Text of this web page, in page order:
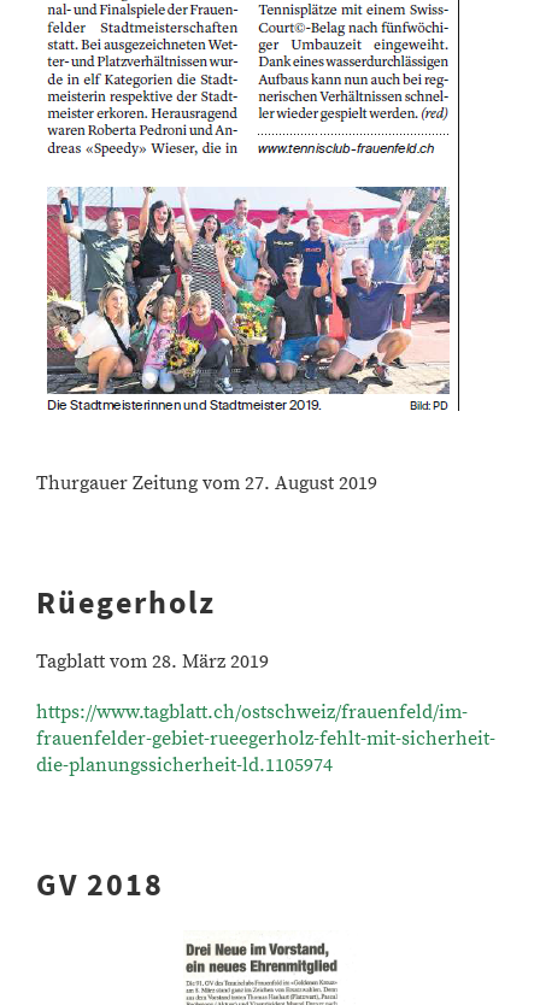
Thurgauer Zeitung vom 27. August 2019
Rüegerholz
Tagblatt vom 28. März 2019
https://www.tagblatt.ch/ostschweiz/frauenfeld/im-
frauenfelder-gebiet-rueegerholz-fehlt-mit-sicherheit-
die-planungssicherheit-ld.1105974
GV 2018